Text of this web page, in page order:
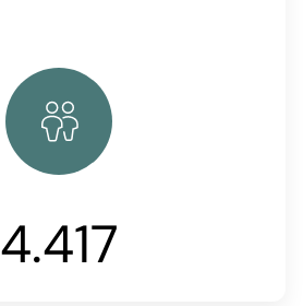
4.417